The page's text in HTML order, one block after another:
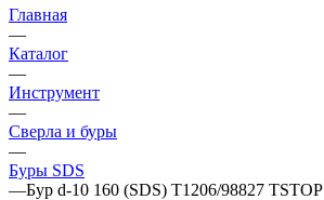
Главная
—
Каталог
—
Инструмент
—
Сверла и буры
—
Буры SDS
—Бур d-10 160 (SDS) Т1206/98827 TSTOP